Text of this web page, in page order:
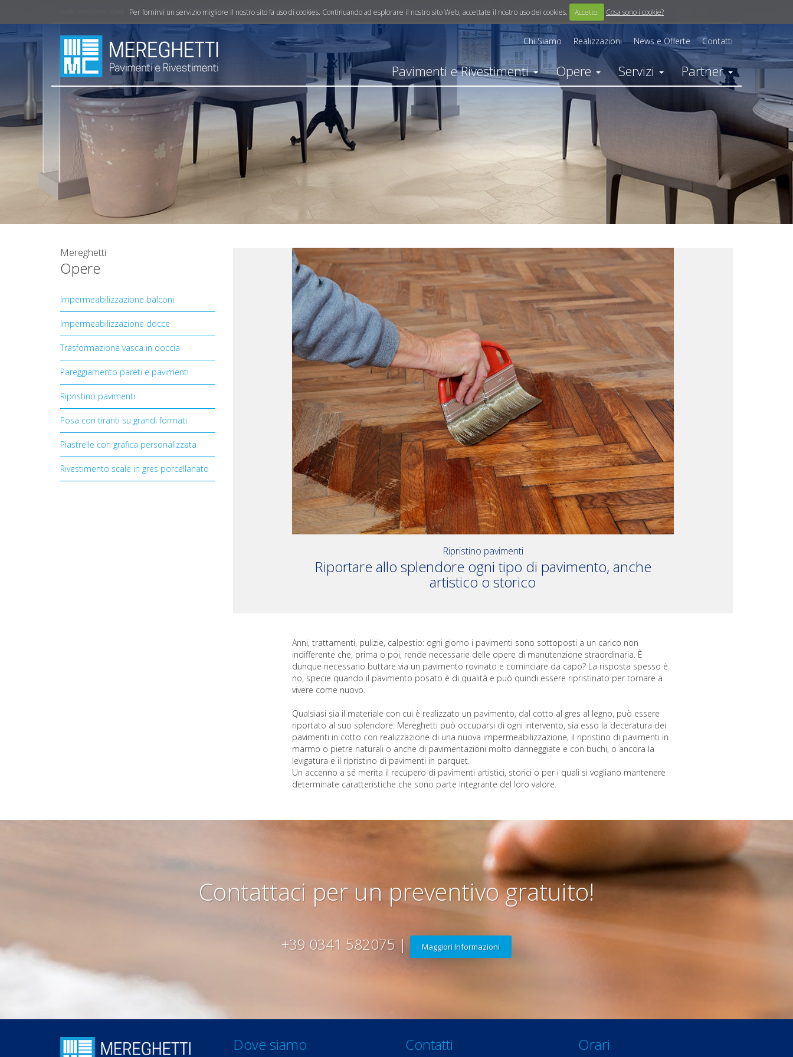
Per fornirvi un servizio migliore il nostro sito fa uso di cookies. Continuando ad esplorare il nostro sito Web, accettate il nostro uso dei cookies. Accetto. Cosa sono i cookie?
Viale Promessi Sposi 16, Valmadrera (Lc) | +39 0341 582075 | info@mereghettipavimenti.it
Chi Siamo Realizzazioni News e Offerte Contatti
Pavimenti e Rivestimenti Opere Servizi Partner
Mereghetti
Opere
Impermeabilizzazione balconi
Impermeabilizzazione docce
Trasformazione vasca in doccia
Pareggiamento pareti e pavimenti
Ripristino pavimenti
Posa con tiranti su grandi formati
Piastrelle con grafica personalizzata
Rivestimento scale in gres porcellanato
Ripristino pavimenti
Riportare allo splendore ogni tipo di pavimento, anche
artistico o storico
Anni, trattamenti, pulizie, calpestio: ogni giorno i pavimenti sono sottoposti a un carico non
indifferente che, prima o poi, rende necessarie delle opere di manutenzione straordinaria. È
dunque necessario buttare via un pavimento rovinato e cominciare da capo? La risposta spesso è
no, specie quando il pavimento posato è di qualità e può quindi essere ripristinato per tornare a
vivere come nuovo.
Qualsiasi sia il materiale con cui è realizzato un pavimento, dal cotto al gres al legno, può essere
riportato al suo splendore: Mereghetti può occuparsi di ogni intervento, sia esso la deceratura dei
pavimenti in cotto con realizzazione di una nuova impermeabilizzazione, il ripristino di pavimenti in
marmo o pietre naturali o anche di pavimentazioni molto danneggiate e con buchi, o ancora la
levigatura e il ripristino di pavimenti in parquet.
Un accenno a sé merita il recupero di pavimenti artistici, storici o per i quali si vogliano mantenere
determinate caratteristiche che sono parte integrante del loro valore.
Contattaci per un preventivo gratuito!
+39 0341 582075 | Maggiori Informazioni
Dove siamo Contatti Orari